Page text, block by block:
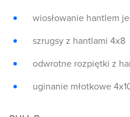
wiosłowanie hantlem
szrugsy z hantlami 4x8
odwrotne rozpiętki z
uginanie młotkowe